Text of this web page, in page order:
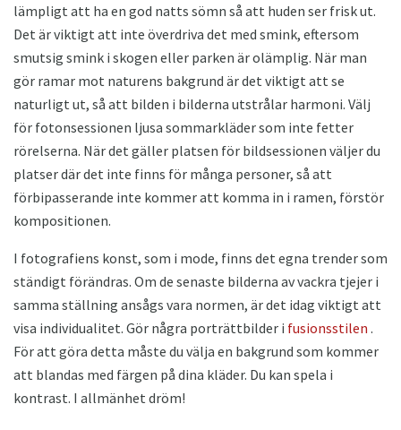
lämpligt att ha en god natts sömn så att huden ser frisk ut.
Det är viktigt att inte överdriva det med smink, eftersom
smutsig smink i skogen eller parken är olämplig. När man
gör ramar mot naturens bakgrund är det viktigt att se
naturligt ut, så att bilden i bilderna utstrålar harmoni. Välj
för fotonsessionen ljusa sommarkläder som inte fetter
rörelserna. När det gäller platsen för bildsessionen väljer du
platser där det inte finns för många personer, så att
förbipasserande inte kommer att komma in i ramen, förstör
kompositionen.
I fotografiens konst, som i mode, finns det egna trender som
ständigt förändras. Om de senaste bilderna av vackra tjejer i
samma ställning ansågs vara normen, är det idag viktigt att
visa individualitet. Gör några porträttbilder i fusionsstilen .
För att göra detta måste du välja en bakgrund som kommer
att blandas med färgen på dina kläder. Du kan spela i
kontrast. I allmänhet dröm!